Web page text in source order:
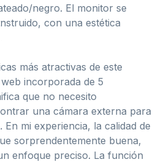
negro. El monitor se
con una estética
más atractivas de este
incorporada de 5
que no necesito
una cámara externa para
En mi experiencia, la calidad de
sorprendentemente buena,
enfoque preciso. La función